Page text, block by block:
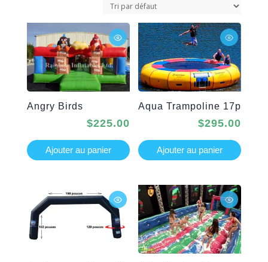
Angry Birds
$225.00
Ajouter au panier
Aqua Trampoline 17p
$295.00
Ajouter au panier